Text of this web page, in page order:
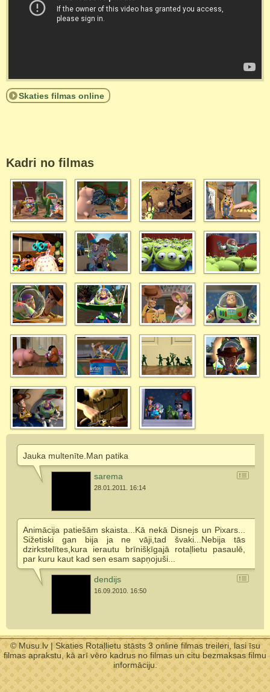
Skaties filmas online
Kadri no filmas
Jauka multenīte.Man patika
sarema
28.01.2011. 16:14
Animācija patiešām skaista...Kā nekā Disnejs un Pixars...
Sižetiski gan bija ja ne vāji,tad švaki...Nebija tās
dzirkstelītes,kura ierautu brīnišķīgajā rotaļlietu pasaulē,
par kuru kaut kad sen esam sapņojuši...
dendijs
16.09.2010. 16:50
© Musu.lv | Skaties Rotaļlietu stāsts 3 online filmas treileri, lasi īsu
filmas aprakstu, kā arī vēro kadrus no filmas un citu bezmaksas filmu
informāciju.